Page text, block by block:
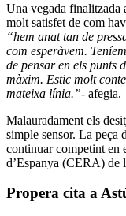
Una vegada finalitzada
molt satisfet de com
“hem anat tan de
com esperàvem.
de pensar en els punts
màxim. Estic molt
mateixa línia.”- afegia.
Malauradament els
simple sensor. La peça
continuar competint en
d’Espanya (CERA) de
Propera cita a